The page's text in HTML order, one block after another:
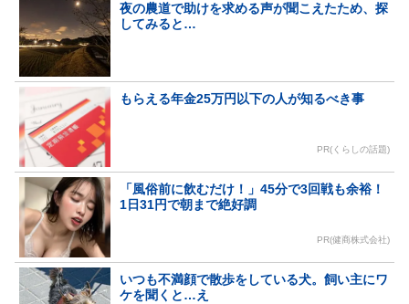
夜の農道で助けを求める声が聞こえたため、探
してみると…
もらえる年金25万円以下の人が知るべき事
PR(くらしの話題)
「風俗前に飲むだけ！」45分で3回戦も余裕！
1日31円で朝まで絶好調
PR(健商株式会社)
いつも不満顔で散歩をしている犬。飼い主にワ
ケを聞くと…え